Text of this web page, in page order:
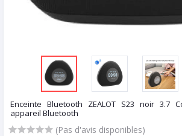
Enceinte Bluetooth ZEALOT S23 noir 3.7
appareil Bluetooth
(Pas d'avis disponibles)